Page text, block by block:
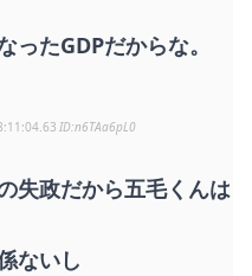
ったGDPだからな。
n6TAa6pL0
失政だから五毛くんは
ないし